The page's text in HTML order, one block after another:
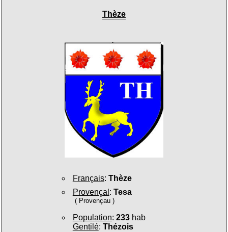
Thèze
Français: Thèze
Provençal : Tesa
( Provençau )
Population: 233hab
Gentilé: Thézois